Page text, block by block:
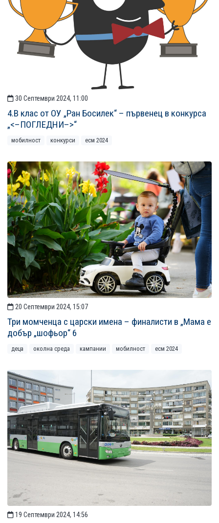
30 Септември 2024, 11:00
4.В клас от ОУ „Ран Босилек“ – първенец в конкурса
„<–ПОГЛЕДНИ–>“
мобилност конкурси есм 2024
20 Септември 2024, 15:07
Три момченца с царски имена – финалисти в „Мама е
добър „шофьор“ 6
деца околна среда кампании мобилност есм 2024
19 Септември 2024, 14:56